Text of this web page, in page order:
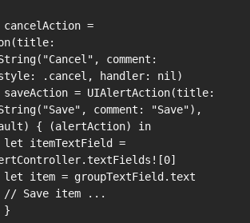
comment:
.cancel, handler: nil)
comment: "Save"),
{ (alertAction) in